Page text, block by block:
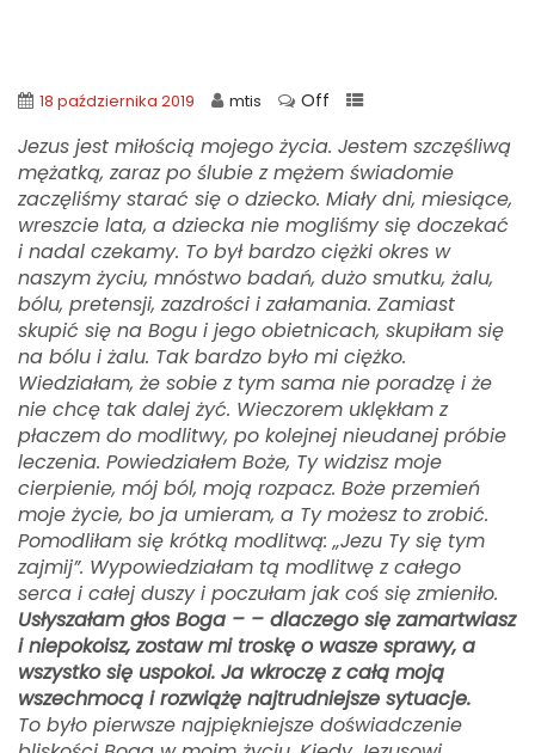
18 października 2019 mtis Off
Jezus jest miłością mojego życia. Jestem szczęśliwą
mężatką, zaraz po ślubie z mężem świadomie
zaczęliśmy starać się o dziecko. Miały dni, miesiące,
wreszcie lata, a dziecka nie mogliśmy się doczekać
i nadal czekamy. To był bardzo ciężki okres w
naszym życiu, mnóstwo badań, dużo smutku, żalu,
bólu, pretensji, zazdrości i załamania. Zamiast
skupić się na Bogu i jego obietnicach, skupiłam się
na bólu i żalu. Tak bardzo było mi ciężko.
Wiedziałam, że sobie z tym sama nie poradzę i że
nie chcę tak dalej żyć. Wieczorem uklękłam z
płaczem do modlitwy, po kolejnej nieudanej próbie
leczenia. Powiedziałem Boże, Ty widzisz moje
cierpienie, mój ból, moją rozpacz. Boże przemień
moje życie, bo ja umieram, a Ty możesz to zrobić.
Pomodliłam się krótką modlitwą: „Jezu Ty się tym
zajmij”. Wypowiedziałam tą modlitwę z całego
serca i całej duszy i poczułam jak coś się zmieniło.
Usłyszałam głos Boga – – dlaczego się zamartwiasz
i niepokoisz, zostaw mi troskę o wasze sprawy, a
wszystko się uspokoi. Ja wkroczę z całą moją
wszechmocą i rozwiążę najtrudniejsze sytuacje.
To było pierwsze najpiękniejsze doświadczenie